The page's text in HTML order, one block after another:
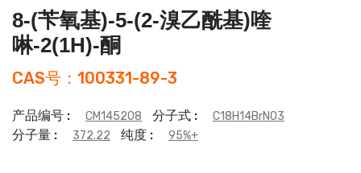
8-(苄氧基)-5-(2-溴乙酰基)喹
啉-2(1H)-酮
CAS号：100331-89-3
产品编号 : CM145208 分子式 : C18H14BrNO3
分子量 : 372.22 纯度 : 95%+